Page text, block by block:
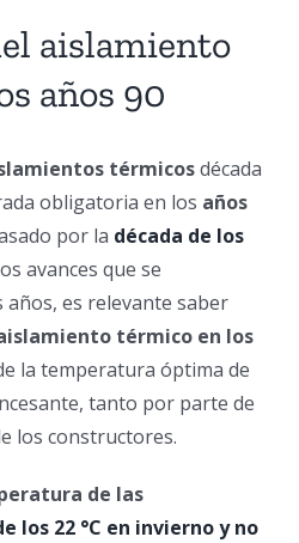
aislamiento
años 90
térmicosdécada
obligatoria en los años
por la década de los
avances que se
es relevante saber
térmico en los
la temperatura óptima de
tanto por parte de
los constructores.
de las
los 22 °C en invierno y no